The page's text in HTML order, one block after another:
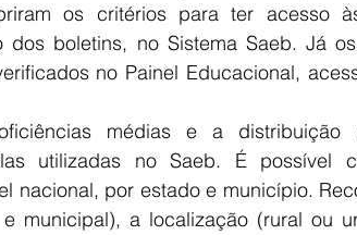
os critérios para ter acesso
boletins, no Sistema Saeb. Já
no Painel Educacional,
médias e a distribuição
utilizadas no Saeb. É possível
nacional, por estado e município.
municipal), a localização (rural ou